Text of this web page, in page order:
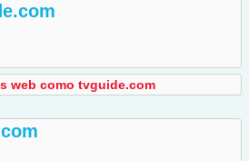
web como tvguide.com